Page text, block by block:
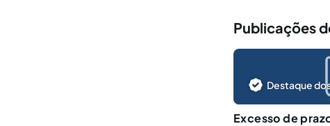
Publicações
Destaque
Excesso de